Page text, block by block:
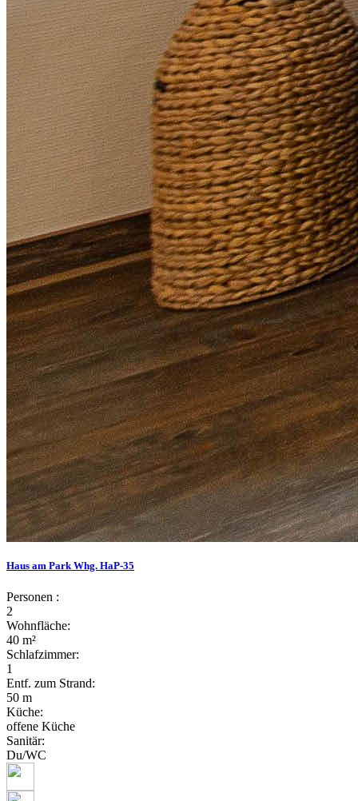
Haus am Park Whg. HaP-35
Personen :
2
Wohnfläche:
40 m²
Schlafzimmer:
1
Entf. zum Strand:
50 m
Küche:
offene Küche
Sanitär:
Du/WC